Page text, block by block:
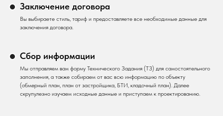
Заключение договора
Вы выбираете стиль, тариф и предоставляете все необходимые данные для
заключения договора.
Сбор информации
Мы отправляем вам форму Технического Задания (ТЗ) для самостоятельного
заполнения, а также собираем от вас всю информацию по объекту
(обмерный план, план от застройщика, БТИ, кладочный план). Далее
скрупулезно изучаем исходные данные и приступаем к проектированию.